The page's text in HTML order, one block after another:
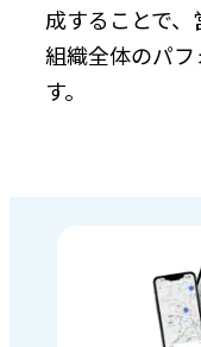
成することで、
組織全体のパ
す。